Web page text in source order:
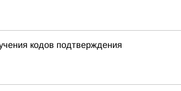
кодов подтверждения